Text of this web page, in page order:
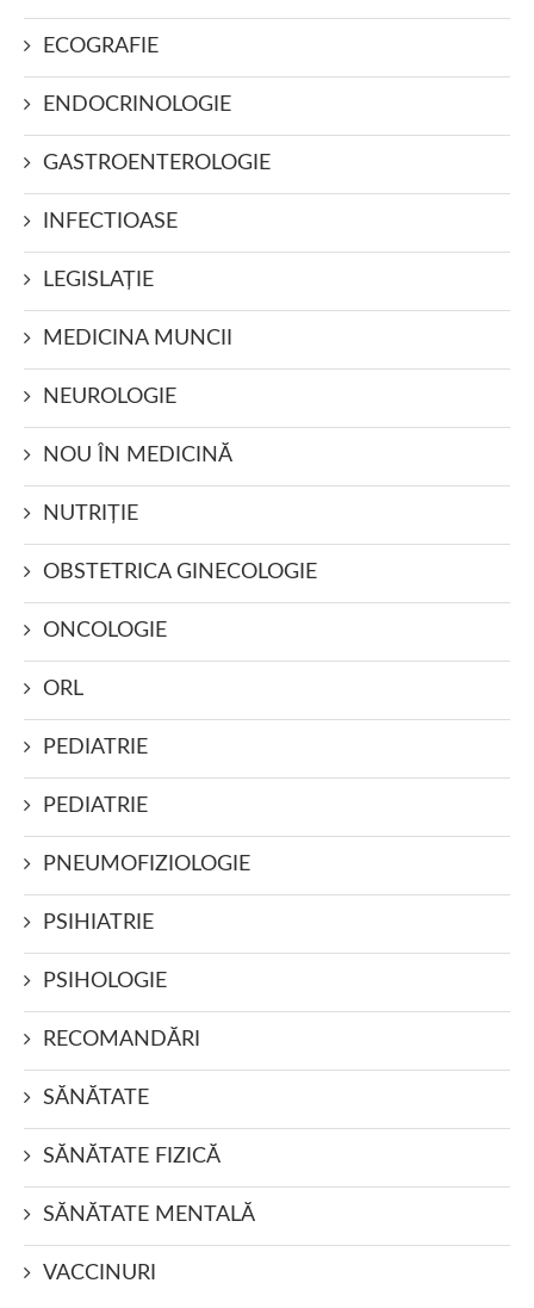
ECOGRAFIE
ENDOCRINOLOGIE
GASTROENTEROLOGIE
INFECTIOASE
LEGISLAŢIE
MEDICINA MUNCII
NEUROLOGIE
NOU ÎN MEDICINĂ
NUTRIŢIE
OBSTETRICA GINECOLOGIE
ONCOLOGIE
ORL
PEDIATRIE
PEDIATRIE
PNEUMOFIZIOLOGIE
PSIHIATRIE
PSIHOLOGIE
RECOMANDĂRI
SĂNĂTATE
SĂNĂTATE FIZICĂ
SĂNĂTATE MENTALĂ
VACCINURI